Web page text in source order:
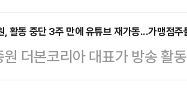
를 둘러싼 음담패설 …
거듭 강조했다.대선이 말 그
문수'의 태도와 언사로 무장
를 설명하며 강원도민과 경북
통령이 돼…
막판 곤욕을 치르고 있는 이재
단체가 댓글팀을 꾸려 여론공
지자들을 향해 "제보하면 5억
"이라고 했다.이준석 개혁신
, 활동 중단 3주 만에 유튜브 재가동...가맹점주
원 더본코리아 대표가 방송 활
채널에 새 영상을 공개했다.1